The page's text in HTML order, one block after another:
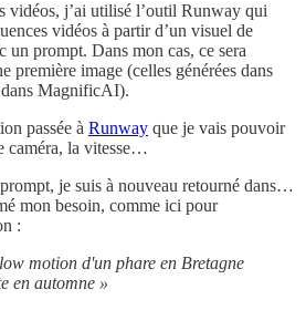
vidéos, j’ai utilisé l’outil Runway qui
vidéos à partir d’un visuel de
un prompt. Dans mon cas, ce sera
première image (celles générées dans
MagnificAI).
passée à Runway que je vais pouvoir
caméra, la vitesse…
je suis à nouveau retourné dans…
mon besoin, comme ici pour
:
motion d'un phare en Bretagne
en automne »